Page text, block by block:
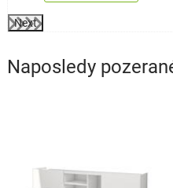
Next
Naposledy